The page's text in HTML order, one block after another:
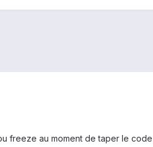
freeze au moment de taper le